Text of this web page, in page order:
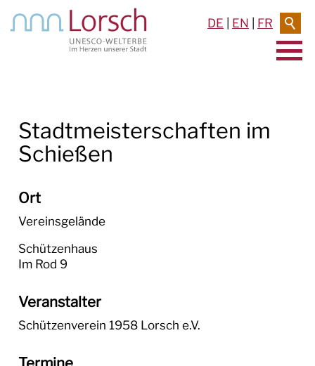
DE EN FR
RATHAUS & SERVICE
BAUEN & UMWELT
LEBEN IN LORSCH
KULTUR
TOURISMUS
Stadtmeisterschaften im
Schießen
Ort
Vereinsgelände
Schützenhaus
Im Rod 9
Veranstalter
Schützenverein 1958 Lorsch e.V.